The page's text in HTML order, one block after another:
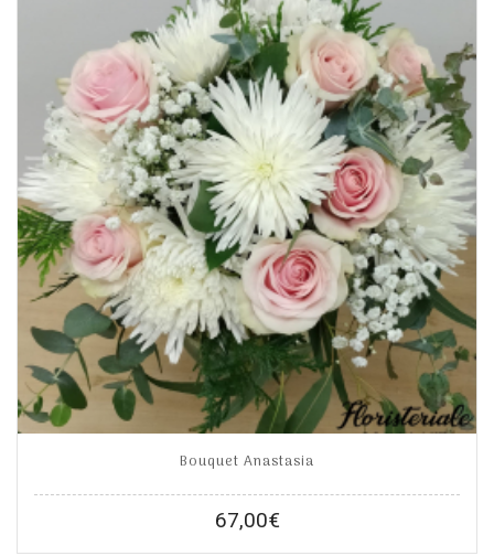
Bouquet Anastasia
67,00€